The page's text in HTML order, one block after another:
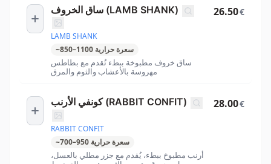
ساق الخروف (LAMB SHANK)
LAMB SHANK
~850–1100 سعرة حرارية
ساق خروف مطبوخة ببطء تُقدم مع بطاطس
مهروسة بالأعشاب والثوم والمرق
26.50€
كونفي الأرنب (RABBIT CONFIT)
RABBIT CONFIT
~700–950 سعرة حرارية
أرنب مطبوخ ببطء، يُقدم مع جزر مطلي بالعسل،
28.00€